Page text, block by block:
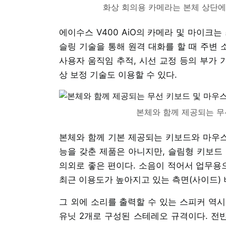
화상 회의용 카메라는 본체 상단
에이수스 V400 AiO의 카메라 및 마이크
슬링 기술을 통해 원격 대화를 할 때 주변
사용자 움직임 추적, 시선 교정 등의 부가
상 보정 기술도 이용할 수 있다.
본체와 함께 제공되는
본체와 함께 기본 제공되는 키보드와 마우
능을 갖춘 제품은 아니지만, 슬림형 키보
의외로 좋은 편이다. 소음이 적어서 업무
최근 이용도가 높아지고 있는 측면(사이드
그 외에 소리를 출력할 수 있는 스피커 역
유닛 2개로 구성된 스테레오 규격이다. 전